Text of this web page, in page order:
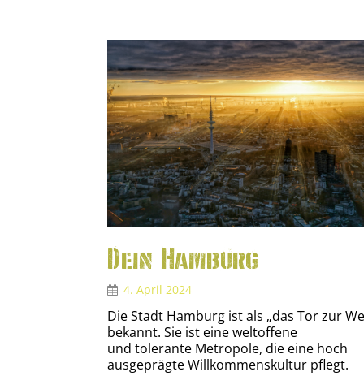
Dein Hamburg
4. April 2024
Die Stadt Hamburg ist als „das Tor zur
bekannt. Sie ist eine weltoffene
und tolerante Metropole, die eine hoch
ausgeprägte Willkommenskultur pflegt.